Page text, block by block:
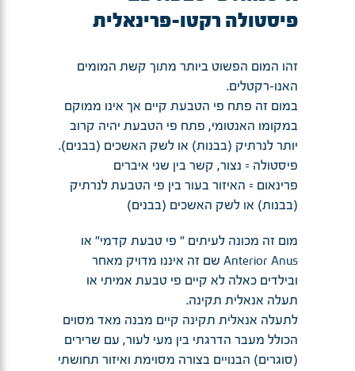
פיסטולה רקטו-פרינאלית
זהו המום הפשוט ביותר מתוך קשת המומים
האנו-רקטלים.
במום זה פתח פי הטבעת קיים אך אינו ממוקם
במקומו האנטומי, פתח פי הטבעת יהיה קרוב
יותר לנרתיק (בבנות) או לשק האשכים (בבנים).
פיסטולה = נצור, קשר בין שני איברים
פרינאום = האיזור בעור בין פי הטבעת לנרתיק
(בבנות) או לשק האשכים (בבנים)
מום זה מכונה לעיתים " פי טבעת קדמי" או
Anterior Anus שם זה איננו מדויק מאחר
ובילדים כאלה לא קיים פי טבעת אמיתי או
תעלה אנאלית תקינה.
לתעלה אנאלית תקינה קיים מבנה מאד מסוים
הכולל מעבר הדרגתי בין מעי לעור, עם שרירים
(סוגרים) הבנויים בצורה מסוימת ואיזור תחושתי